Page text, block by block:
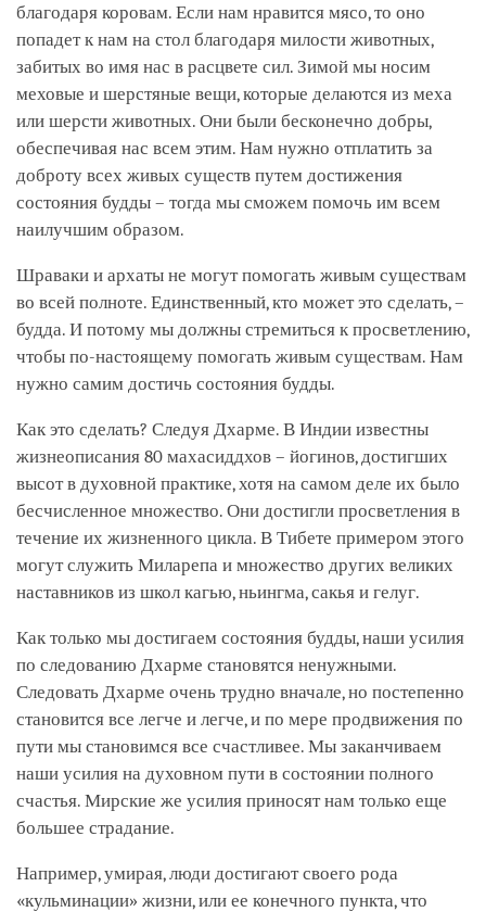
благодаря коровам. Если нам нравится мясо, то оно
попадет к нам на стол благодаря милости животных,
забитых во имя нас в расцвете сил. Зимой мы носим
меховые и шерстяные вещи, которые делаются из меха
или шерсти животных. Они были бесконечно добры,
обеспечивая нас всем этим. Нам нужно отплатить за
доброту всех живых существ путем достижения
состояния будды – тогда мы сможем помочь им всем
наилучшим образом.
Шраваки и архаты не могут помогать живым существам
во всей полноте. Единственный, кто может это сделать, –
будда. И потому мы должны стремиться к просветлению,
чтобы по-настоящему помогать живым существам. Нам
нужно самим достичь состояния будды.
Как это сделать? Следуя Дхарме. В Индии известны
жизнеописания 80 махасиддхов – йогинов, достигших
высот в духовной практике, хотя на самом деле их было
бесчисленное множество. Они достигли просветления в
течение их жизненного цикла. В Тибете примером этого
могут служить Миларепа и множество других великих
наставников из школ кагью, ньингма, сакья и гелуг.
Как только мы достигаем состояния будды, наши усилия
по следованию Дхарме становятся ненужными.
Следовать Дхарме очень трудно вначале, но постепенно
становится все легче и легче, и по мере продвижения по
пути мы становимся все счастливее. Мы заканчиваем
наши усилия на духовном пути в состоянии полного
счастья. Мирские же усилия приносят нам только еще
большее страдание.
Например, умирая, люди достигают своего рода
«кульминации» жизни, или ее конечного пункта, что